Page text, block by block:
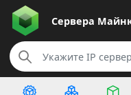
Сервера